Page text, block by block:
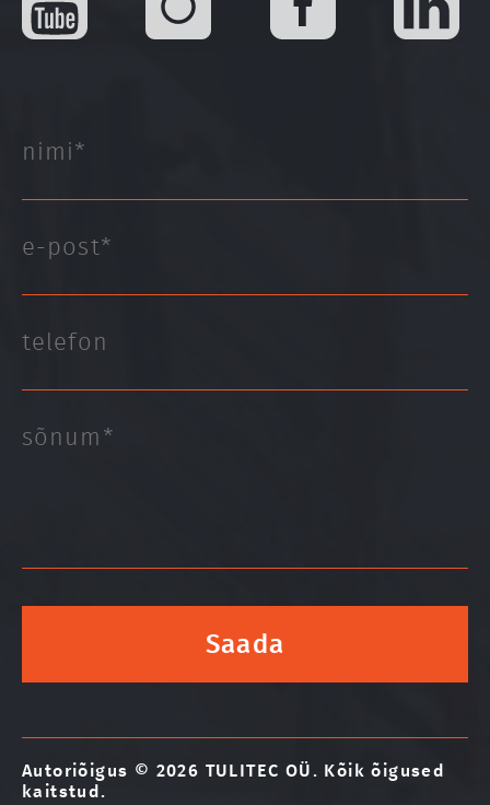
Autoriõigus © 2026 TULITEC OÜ. Kõik õigused
kaitstud.